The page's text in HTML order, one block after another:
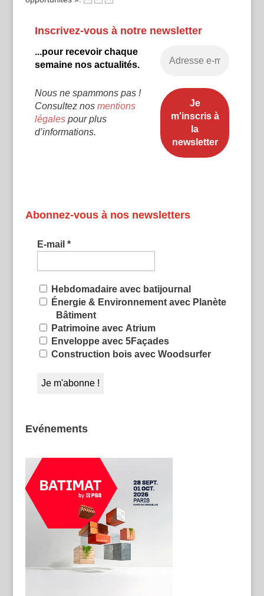
Inscrivez-vous à notre newsletter
...pour recevoir chaque
semaine nos actualités.
Nous ne spammons pas !
Consultez nos mentions
légalespour plus
d’informations.
Abonnez-vous à nos newsletters
E-mail *
Hebdomadaire avec batijournal
Énergie & Environnement avec Planète
Bâtiment
Patrimoine avec Atrium
Enveloppe avec 5Façades
Construction bois avec Woodsurfer
Evénements